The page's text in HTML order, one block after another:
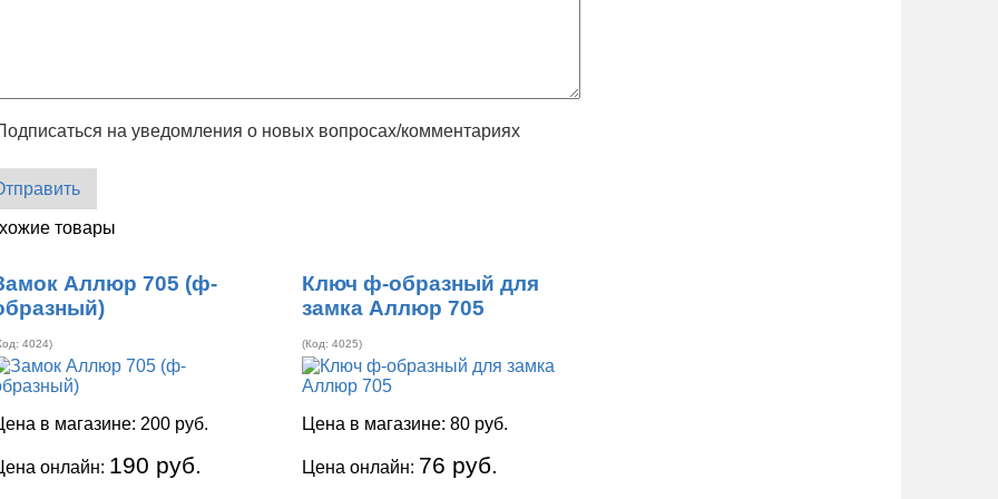
на уведомления о новых вопросах/комментариях
товары
Аллюр 705 (ф-
4024)
в магазине: 200 руб.
онлайн: 190 руб.
Ключ ф-образный для
замка Аллюр 705
(Код:4025)
Цена в магазине:80 руб.
Цена онлайн: 76 руб.